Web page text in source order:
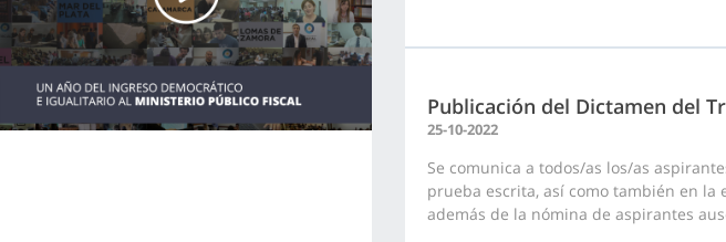
Publicación del Dictamen del
25-10-2022
Se comunica a todos/as los/as
prueba escrita, así como también en
además de la nómina de aspirantes